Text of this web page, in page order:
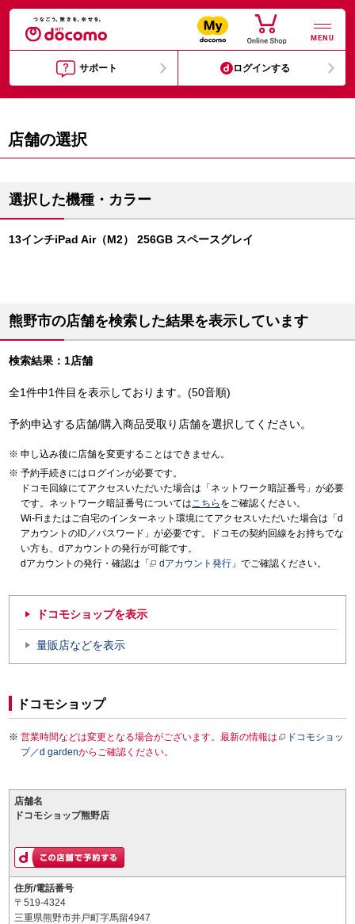
MENU
サポート ログインする
店舗の選択
選択した機種・カラー
13インチiPad Air（M2） 256GB スペースグレイ
熊野市の店舗を検索した結果を表示しています
検索結果：1店舗
全1件中1件目を表示しております。(50音順)
予約申込する店舗/購入商品受取り店舗を選択してください。
申し込み後に店舗を変更することはできません。
予約手続きにはログインが必要です。
ドコモ回線にてアクセスいただいた場合は「ネットワーク暗証番号」が必要
です。ネットワーク暗証番号についてはこちら をご確認ください。
Wi-Fiまたはご自宅のインターネット環境にてアクセスいただいた場合は「d
アカウントのID／パスワード」が必要です。ドコモの契約回線をお持ちでな
い方も、dアカウントの発行が可能です。
dアカウントの発行・確認は「
dアカウント発行 」でご確認ください。
ドコモショップを表示
量販店などを表示
ドコモショップ
営業時間などは変更となる場合がございます。最新の情報は
ドコモショッ
プ／d gardenからご確認ください。
店舗名
ドコモショップ熊野店
住所/電話番号
〒519-4324
三重県熊野市井戸町字馬留4947